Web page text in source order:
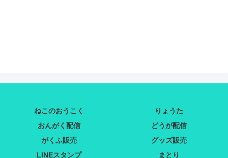
ねこのおうこく
りょうた
おんがく配信
どうが配信
がくふ販売
グッズ販売
LINEスタンプ
まとり